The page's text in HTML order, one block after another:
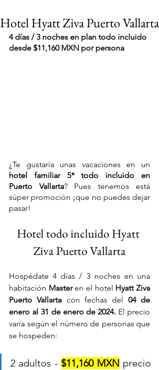
VIAJES 2027
Hotel Hyatt Ziva Puerto Vallarta
4 días / 3 noches en plan todo incluido
desde $11,160 MXN por persona
hotel familiar 5* todo incluido en
Puerto Vallarta? Pues tenemos está
súper promoción ¡que no puedes dejar
pasar!
Hotel todo incluido Hyatt
Ziva Puerto Vallarta
Hospédate 4 días / 3 noches en una
habitación Master en el hotel Hyatt Ziva
Puerto Vallarta con fechas del
04 de
enero al 31 de enero de 2024. El precio
varía según el número de personas que
se hospeden:
2 adultos - $11,160 MXN precio